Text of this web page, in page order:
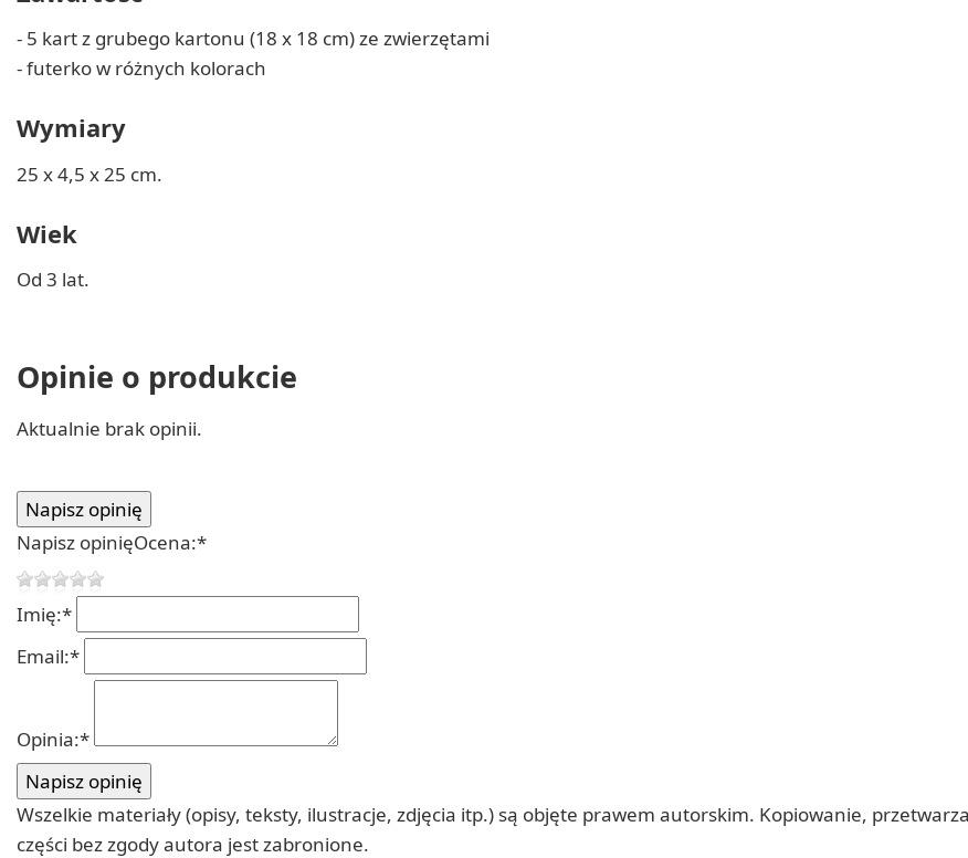
- 5 kart z grubego kartonu (18 x 18 cm) ze zwierzętami
- futerko w różnych kolorach
Wymiary
25 x 4,5 x 25 cm.
Wiek
Od 3 lat.
Opinie o produkcie
Aktualnie brak opinii.
Napisz opinięOcena:*
Imię:*
Email:*
Opinia:*
Wszelkie materiały (opisy, teksty, ilustracje, zdjęcia itp.) są objęte prawem autorskim. Kopiowanie,
części bez zgody autora jest zabronione.